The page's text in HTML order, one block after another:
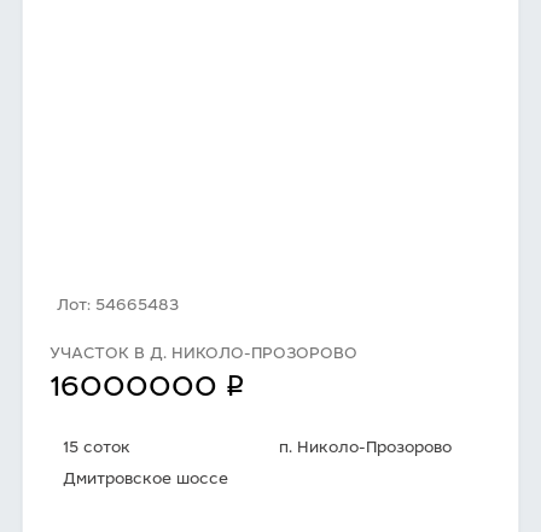
Лот: 54665483
УЧАСТОК В Д. НИКОЛО-ПРОЗОРОВО
16000000 q
15 соток
п. Николо-Прозорово
Дмитровское шоссе